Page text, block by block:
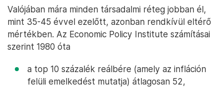
Valójában mára minden társadalmi réteg jobban él,
mint 35-45 évvel ezelőtt, azonban rendkívül eltérő
mértékben. Az Economic Policy Institute számításai
szerint 1980 óta
a top 10 százalék reálbére (amely az infláción
felüli emelkedést mutatja) átlagosan 52,